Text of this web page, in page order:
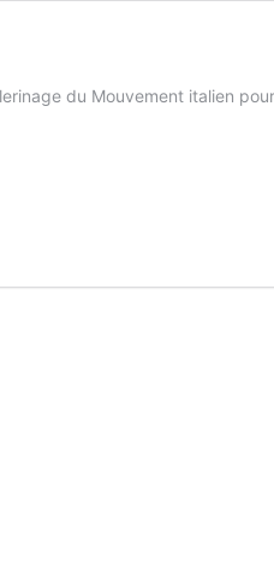
du Mouvement italien